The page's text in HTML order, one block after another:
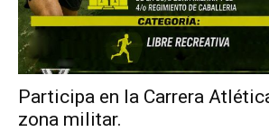
Participa en la Carrera
zona militar.